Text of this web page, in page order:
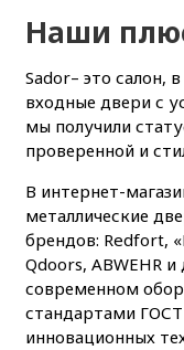
Наши
Sador– это салон,
входные двери с
мы получили
проверенной и
В интернет-
металлические
брендов: Redfort,
Qdoors, ABWEHR
современном
стандартами
инновационных